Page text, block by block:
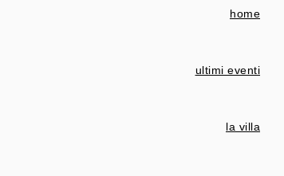
home
ultimi eventi
la villa